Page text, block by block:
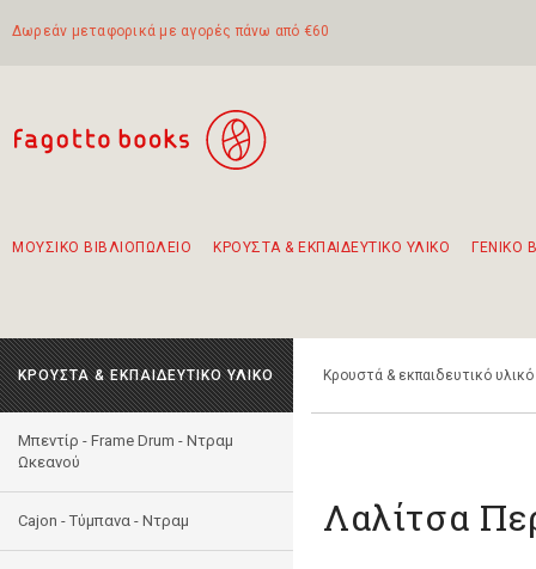
Δωρεάν μεταφορικά με αγορές πάνω από €60
ΜΟΥΣΙΚΟ ΒΙΒΛΙΟΠΩΛΕΙΟ ΚΡΟΥΣΤΑ & ΕΚΠΑΙΔΕΥΤΙΚΟ ΥΛΙΚΟ ΓΕΝΙΚΟ
ΚΡΟΥΣΤΑ & ΕΚΠΑΙΔΕΥΤΙΚΟ ΥΛΙΚΟ
Μπεντίρ - Frame Drum - Ντραμ
Ωκεανού
Cajon - Τύμπανα - Ντραμ
Κρουστά & εκπαιδευτικό υλικό
Λαλίτσα